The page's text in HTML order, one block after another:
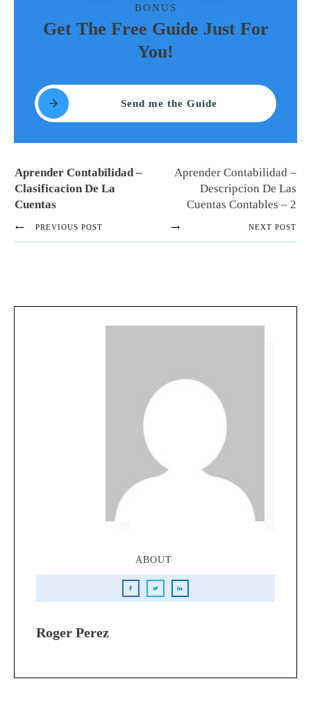
BONUS
Get The Free Guide Just For
You!
Send me the Guide
Aprender Contabilidad –
Clasificacion De La
Cuentas
Aprender Contabilidad –
Descripcion De Las
Cuentas Contables – 2
PREVIOUS POST NEXT POST
ABOUT
Roger Perez